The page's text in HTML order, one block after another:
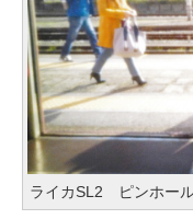
ライカSL2 ピンホー